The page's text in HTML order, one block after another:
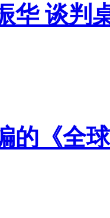
华 谈判
的《全